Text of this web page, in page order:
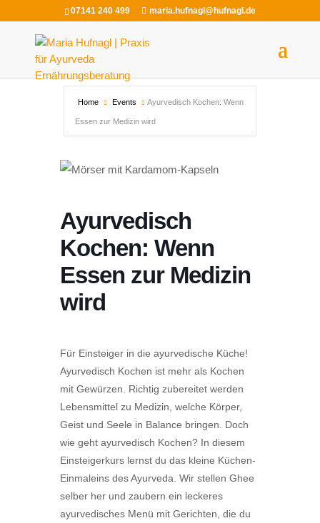
07141 240 499 maria.hufnagl@hufnagl.de
Home Events Ayurvedisch Kochen: Wenn
Essen zur Medizin wird
Ayurvedisch
Kochen: Wenn
Essen zur Medizin
wird
Für Einsteiger in die ayurvedische Küche!
Ayurvedisch Kochen ist mehr als Kochen
mit Gewürzen. Richtig zubereitet werden
Lebensmittel zu Medizin, welche Körper,
Geist und Seele in Balance bringen. Doch
wie geht ayurvedisch Kochen? In diesem
Einsteigerkurs lernst du das kleine Küchen-
Einmaleins des Ayurveda. Wir stellen Ghee
selber her und zaubern ein leckeres
ayurvedisches Menü mit Gerichten, die du